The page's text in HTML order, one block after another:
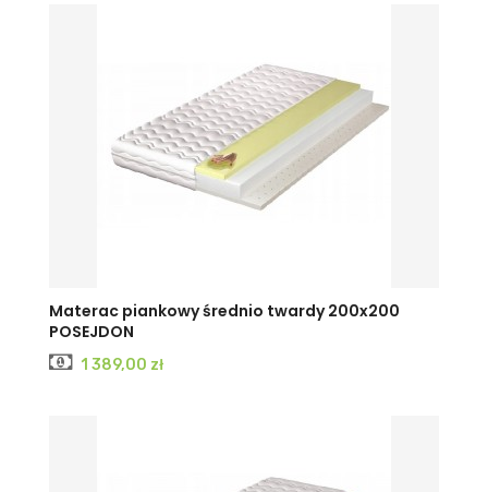
Materac piankowy średnio twardy 200x200
POSEJDON
Cena
1 389,00 zł